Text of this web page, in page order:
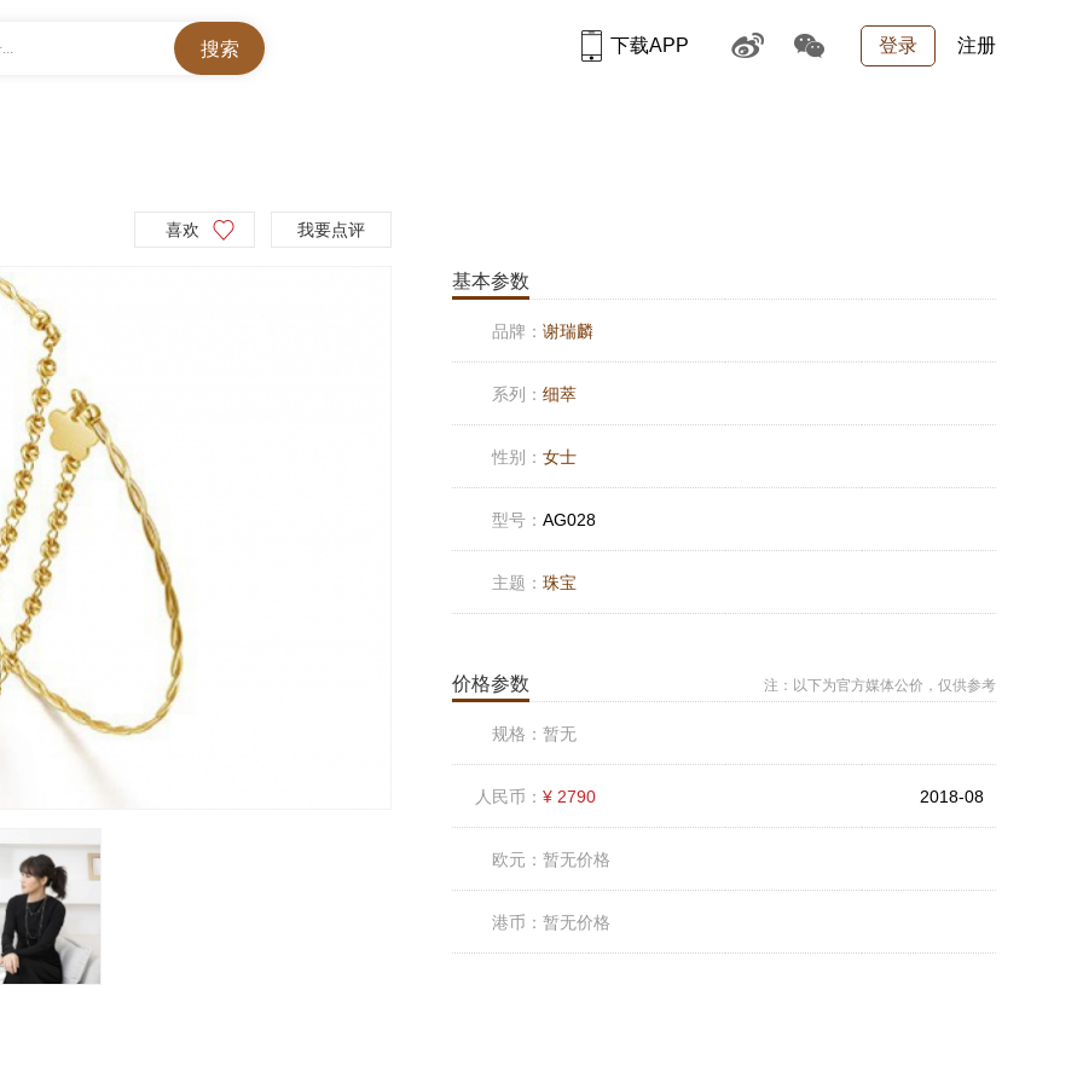
登录 注册
下载APP
喜欢 我要点评
基本参数
品牌： 谢瑞麟
系列： 细萃
性别： 女士
型号： AG028
主题： 珠宝
价格参数 注：以下为官方媒体公价，仅供参考
规格： 暂无
人民币： ¥ 2790 2018-08
欧元： 暂无价格
港币： 暂无价格